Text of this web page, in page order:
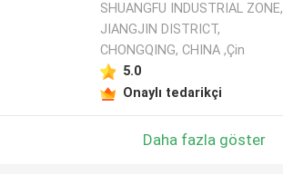
SHUANGFU INDUSTRIAL ZONE,
JIANGJIN DISTRICT,
CHONGQING, CHINA ,Çin
5.0
Onaylı tedarikçi
Daha fazla göster